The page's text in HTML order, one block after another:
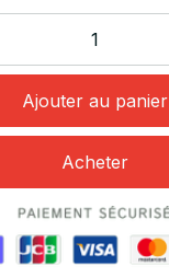
Ajouter au panier
Acheter